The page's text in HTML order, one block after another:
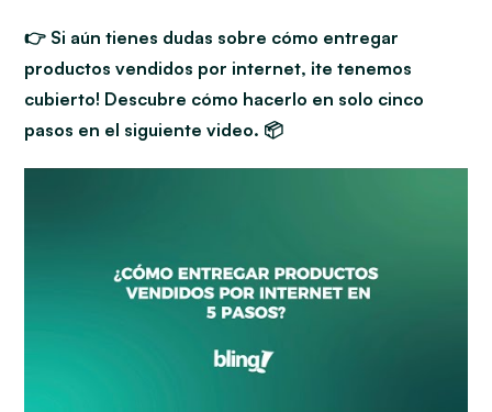
👉 Si aún tienes dudas sobre cómo entregar
productos vendidos por internet, ¡te tenemos
cubierto! Descubre cómo hacerlo en solo cinco
pasos en el siguiente video. 📦